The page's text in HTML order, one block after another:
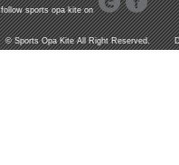
follow sports opa kite on
©Sports Opa KiteAll Right Reserved.